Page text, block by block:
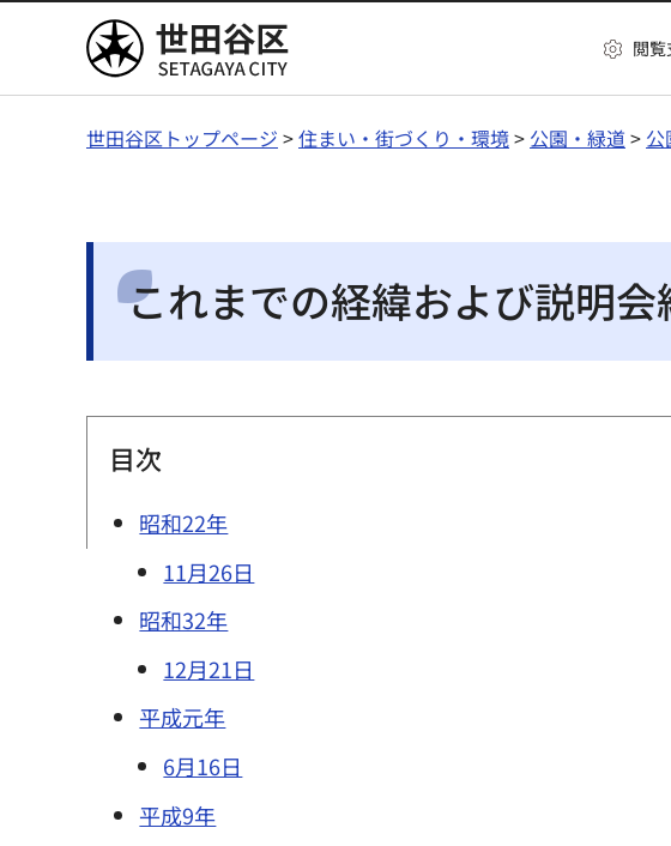
世田谷区 閲
世田谷区トップページ >住まい・街づくり・環境> 公園・緑道 > 公
これまでの経緯および説明会
目次
昭和22年
11月26日
昭和32年
12月21日
平成元年
6月16日
平成9年